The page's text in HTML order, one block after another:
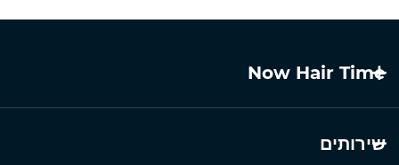
Now Hair Time
שירותים